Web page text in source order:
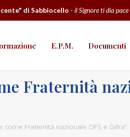
di Sabbiocello - il Signore ti dia pace
E.P.M. Documenti
Fraternità
come Fraternità nazionale OFS e Gifra”